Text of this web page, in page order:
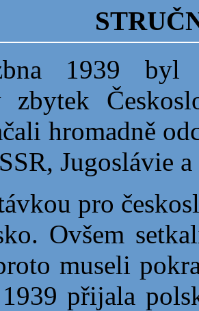
1939 byl
zbytek
hromadně
Jugoslávie
pro
Ovšem
museli
1939 přijala